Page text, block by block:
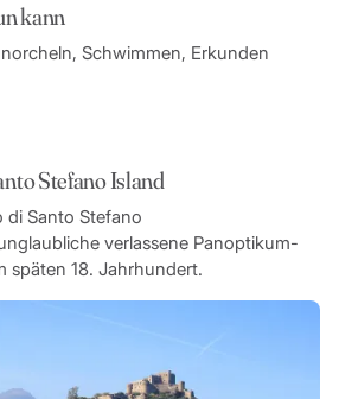
kann
Schwimmen, Erkunden
Stefano Island
di Santo Stefano
verlassene Panoptikum-
späten 18. Jahrhundert.